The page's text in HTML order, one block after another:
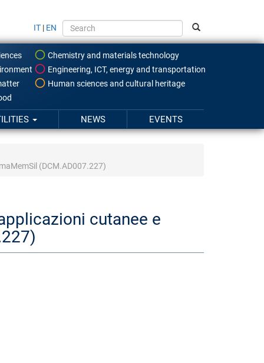
IT | EN
Chemistry and materials technology
Engineering, ICT, energy and transportation
Human sciences and cultural heritage
NEWS EVENTS
(DCM.AD007.227)
cutanee e